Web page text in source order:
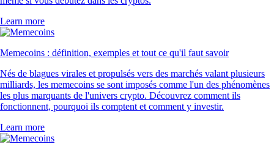
Learn more
Memecoins : définition, exemples et tout ce qu'il faut savoir
Nés de blagues virales et propulsés vers des marchés valant plusieurs
milliards, les memecoins se sont imposés comme l'un des phénomènes
les plus marquants de l'univers crypto. Découvrez comment ils
fonctionnent, pourquoi ils comptent et comment y investir.
Learn more